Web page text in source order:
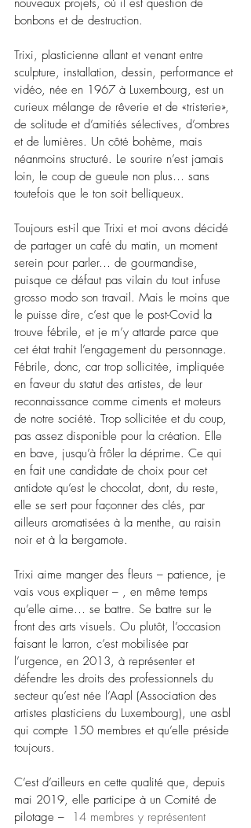
bonbons et de destruction.
Trixi, plasticienne allant et venant entre
sculpture, installation, dessin, performance et
vidéo, née en 1967 à Luxembourg, est un
curieux mélange de rêverie et de «tristerie»,
de solitude et d’amitiés sélectives, d’ombres
et de lumières. Un côté bohème, mais
néanmoins structuré. Le sourire n’est jamais
loin, le coup de gueule non plus… sans
toutefois que le ton soit belliqueux.
Toujours est-il que Trixi et moi avons décidé
de partager un café du matin, un moment
serein pour parler… de gourmandise,
puisque ce défaut pas vilain du tout infuse
grosso modo son travail. Mais le moins que
le puisse dire, c’est que le post-Covid la
trouve fébrile, et je m’y attarde parce que
cet état trahit l’engagement du personnage.
Fébrile, donc, car trop sollicitée, impliquée
en faveur du statut des artistes, de leur
reconnaissance comme ciments et moteurs
de notre société. Trop sollicitée et du coup,
pas assez disponible pour la création. Elle
en bave, jusqu’à frôler la déprime. Ce qui
en fait une candidate de choix pour cet
antidote qu’est le chocolat, dont, du reste,
elle se sert pour façonner des clés, par
ailleurs aromatisées à la menthe, au raisin
noir et à la bergamote.
Trixi aime manger des fleurs – patience, je
vais vous expliquer – , en même temps
qu’elle aime… se battre. Se battre sur le
front des arts visuels. Ou plutôt, l’occasion
faisant le larron, c’est mobilisée par
l’urgence, en 2013, à représenter et
défendre les droits des professionnels du
secteur qu’est née l’Aapl (Association des
artistes plasticiens du Luxembourg), une asbl
qui compte 150 membres et qu’elle préside
toujours.
C’est d’ailleurs en cette qualité que, depuis
mai 2019, elle participe à un Comité de
pilotage –
14 membres y représentent